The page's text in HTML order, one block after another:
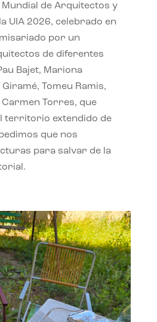
Mundial de Arquitectos y
UIA 2026, celebrado en
por un
de diferentes
Bajet, Mariona
Tomeu Ramis,
Carmen Torres, que
territorio extendido de
que nos
para salvar de la